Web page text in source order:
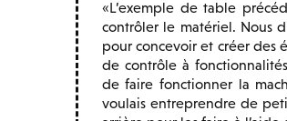
L’exemple de table
contrôler le matériel. Nous
pour concevoir et créer des
de contrôle à
de faire fonctionner la
voulais entreprendre de